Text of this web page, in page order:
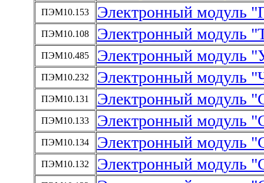
ПЭМ10.153 Электронный модуль
ПЭМ10.108 Электронный модуль
ПЭМ10.485 Электронный модуль
ПЭМ10.232 Электронный модуль
ПЭМ10.131 Электронный модуль
ПЭМ10.133 Электронный модуль
ПЭМ10.134 Электронный модуль
ПЭМ10.132 Электронный модуль